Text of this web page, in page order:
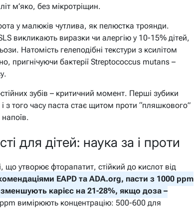
м’яко, без мікротріщин.
у малюків чутлива, як пелюстка троянди.
викликають виразки чи алергію у 10-15% дітей,
Натомість гелеподібні текстури з ксилітом
пригнічуючи бактерії Streptococcus mutans –
зубів – критичний момент. Перші зубики
з того часу паста стає щитом проти “пляшкового”
напоїв.
для дітей: наука за і проти
що утворює фторапатит, стійкий до кислот від
EAPD та ADA.org, пасти з 1000 ppm
зменшують карієс на 21-28%, якщо доза –
вимірюють концентрацію: 500-600 для